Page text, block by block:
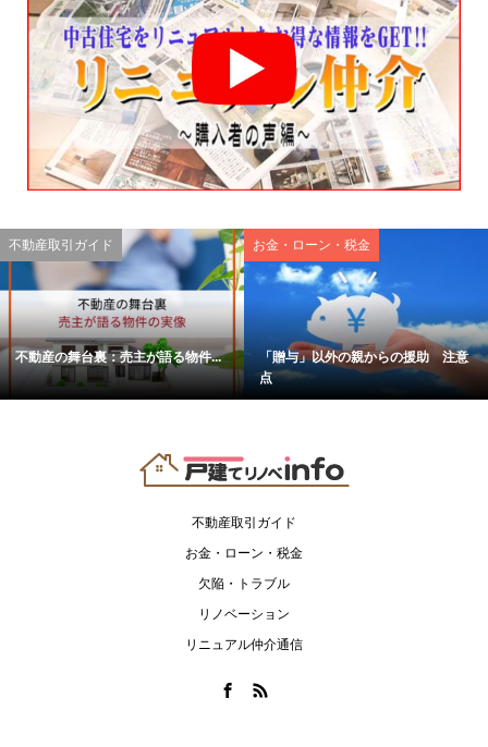
不動産取引ガイド
不動産の舞台裏：売主が語る物件...
お金・ローン・税金
「贈与」以外の親からの援助 注意
点
不動産取引ガイド
お金・ローン・税金
欠陥・トラブル
リノベーション
リニュアル仲介通信